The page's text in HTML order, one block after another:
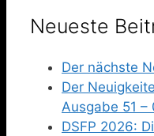
Neueste
Der nächste
Der
Ausgabe 51
DSFP 2026: